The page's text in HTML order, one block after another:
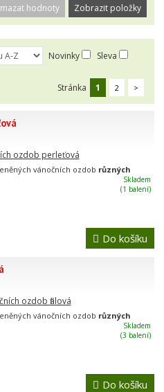
hodnoty
Novinky
Sleva
Stránka
1 2 >
vánočních ozdob různých
Skladem
(1 balení)
Do košíku
vánočních ozdob různých
Skladem
(3 balení)
Do košíku